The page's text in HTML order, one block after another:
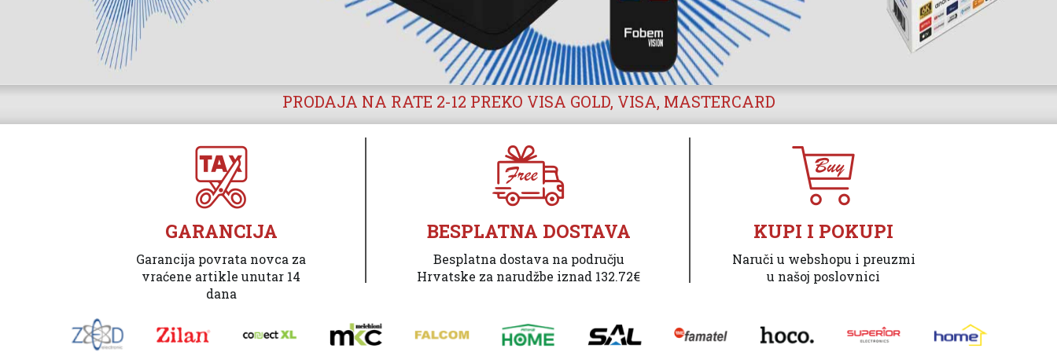
PRODAJA NA RATE 2-12 PREKO VISA GOLD, VISA, MASTERCARD
GARANCIJA
Garancija povrata novca za
vraćene artikle unutar 14
dana
BESPLATNA DOSTAVA
Besplatna dostava na području
Hrvatske za narudžbe iznad 132.72€
KUPI I POKUPI
Naruči u webshopu i preuzmi
u našoj poslovnici